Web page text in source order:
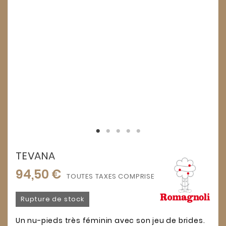
TEVANA
94,50 € TOUTES TAXES COMPRISES
Rupture de stock
Un nu-pieds très féminin avec son jeu de brides.